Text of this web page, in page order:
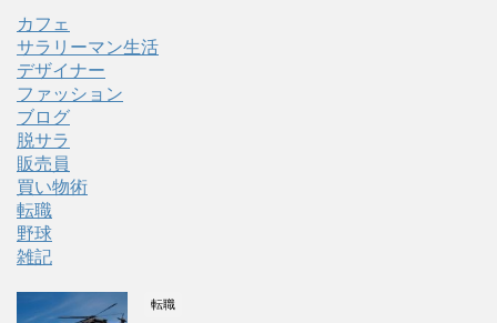
カフェ
サラリーマン生活
デザイナー
ファッション
ブログ
脱サラ
販売員
買い物術
転職
野球
雑記
転職